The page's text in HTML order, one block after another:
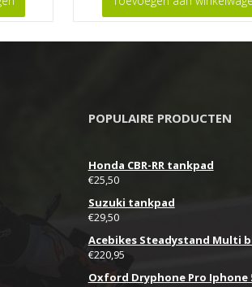
POPULAIRE PRODUCTEN
Honda CBR-RR tankpad
€25,50
Suzuki tankpad
€29,50
Acebikes Steadystand Multi
€220,95
Oxford Dryphone Pro Iphone